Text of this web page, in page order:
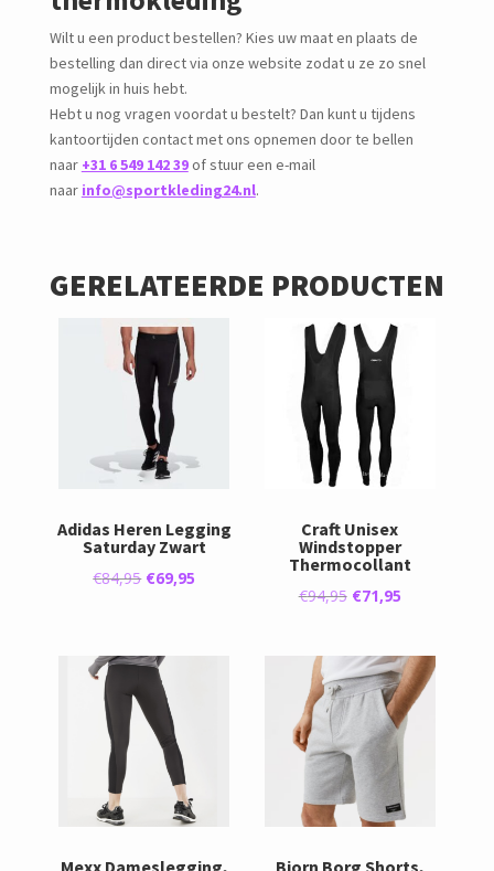
Wilt u een product bestellen? Kies uw maat en plaats de
bestelling dan direct via onze website zodat u ze zo snel
mogelijk in huis hebt.
Hebt u nog vragen voordat u bestelt? Dan kunt u tijdens
kantoortijden contact met ons opnemen door te bellen
naar +31 6 549 142 39of stuur een e-mail
naar info@sportkleding24.nl.
GERELATEERDE PRODUCTEN
Adidas Heren Legging
Saturday Zwart
€84,95 Oorspronkelijke
€84,95.
€69,95
€69,95.
Craft Unisex
Windstopper
Thermocollant
€94,95 Oorspronkelijke
was:
€94,95.
€71,95Huidige
is:
€71,95.